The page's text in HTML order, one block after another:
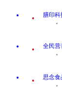
. 膳印
. 全民营
. 思念食